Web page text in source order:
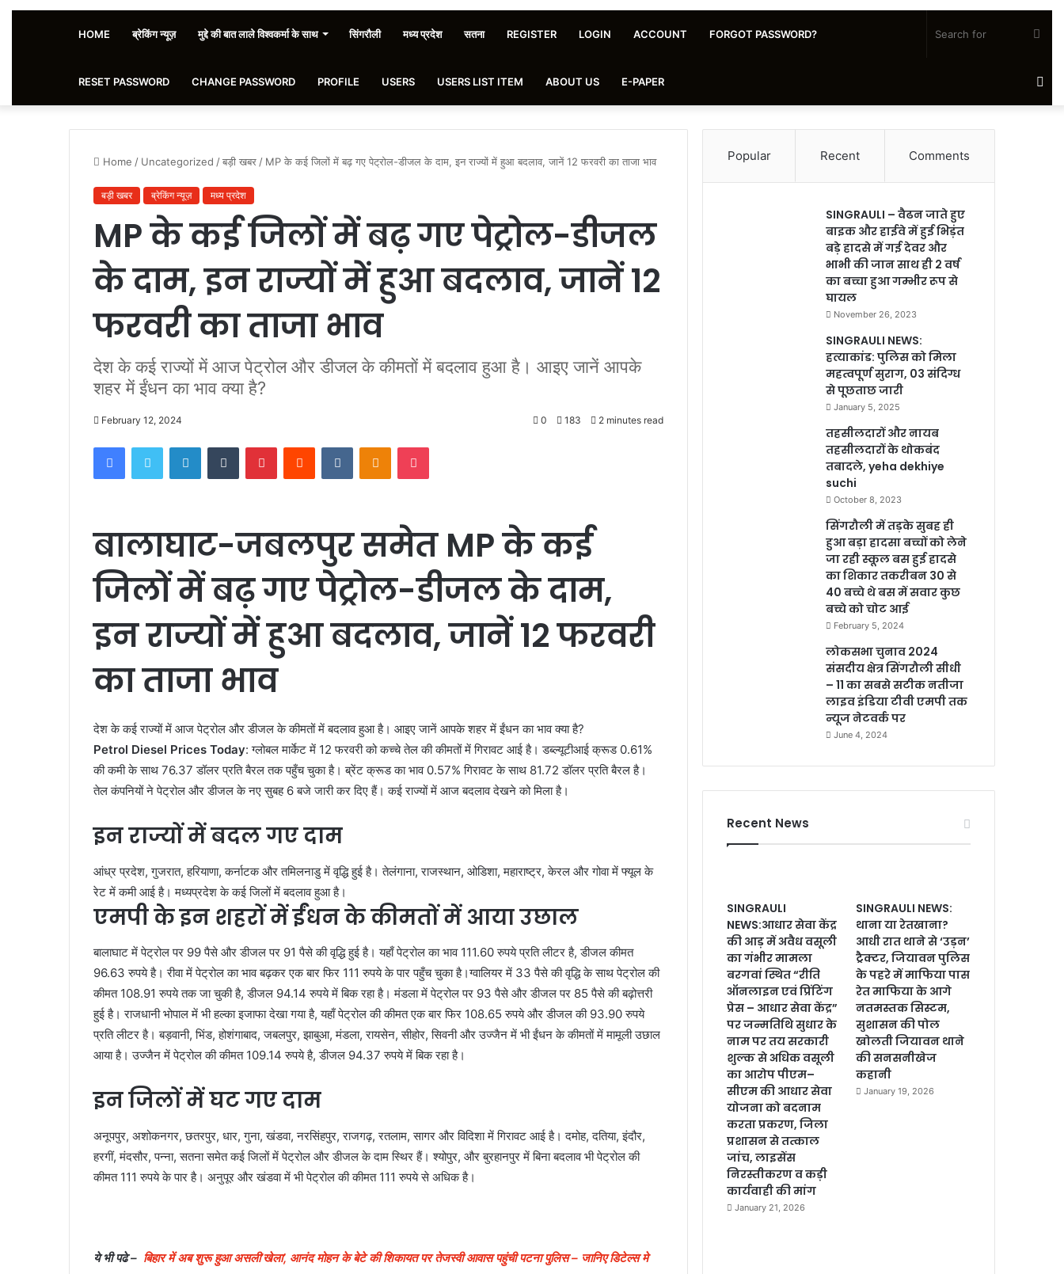
HOME ब्रेकिंग न्यूज़ मुद्दे की बात लाले विश्वकर्मा के साथ सिंगरौली मध्य प्रदेश सतना REGISTER LOGIN ACCOUNT FORGOT PASSWORD?
RESET PASSWORD CHANGE PASSWORD PROFILE USERS USERS LIST ITEM ABOUT US E-PAPER for
Home / Uncategorized /बड़ी खबर / MP के कई जिलों में बढ़ गए पेट्रोल-डीजल के दाम, इन राज्यों में हुआ बदलाव, जानें 12 फरवरी का ताजा भाव
बड़ी खबर ब्रेकिंग न्यूज़ मध्य प्रदेश
MP के कई जिलों में बढ़ गए पेट्रोल-डीजल
के दाम, इन राज्यों में हुआ बदलाव, जानें 12
फरवरी का ताजा भाव
देश के कई राज्यों में आज पेट्रोल और डीजल के कीमतों में बदलाव हुआ है। आइए जानें आपके
शहर में ईंधन का भाव क्या है?
February 12, 2024 0 183 2 minutes read
FacebookTwitter LinkedInTumblr PinterestReddit VKontakteOdnoklassniki
Pocket
बालाघाट-जबलपुर समेत MP के कई
जिलों में बढ़ गए पेट्रोल-डीजल के दाम,
इन राज्यों में हुआ बदलाव, जानें 12 फरवरी
का ताजा भाव
देश के कई राज्यों में आज पेट्रोल और डीजल के कीमतों में बदलाव हुआ है। आइए जानें आपके शहर में ईंधन का भाव क्या है?
Petrol Diesel Prices Today: ग्लोबल मार्केट में 12 फरवरी को कच्चे तेल की कीमतों में गिरावट आई है। डब्ल्यूटीआई क्रूड 0.61%
की कमी के साथ 76.37 डॉलर प्रति बैरल तक पहुँच चुका है। ब्रेंट क्रूड का भाव 0.57% गिरावट के साथ 81.72 डॉलर प्रति बैरल है।
तेल कंपनियों ने पेट्रोल और डीजल के नए सुबह 6 बजे जारी कर दिए हैं। कई राज्यों में आज बदलाव देखने को मिला है।
इन राज्यों में बदल गए दाम
आंध्र प्रदेश, गुजरात, हरियाणा, कर्नाटक और तमिलनाडु में वृद्धि हुई है। तेलंगाना, राजस्थान, ओडिशा, महाराष्ट्र, केरल और गोवा में फ्यूल के
रेट में कमी आई है। मध्यप्रदेश के कई जिलों में बदलाव हुआ है।
एमपी के इन शहरों में ईंधन के कीमतों में आया उछाल
बालाघाट में पेट्रोल पर 99 पैसे और डीजल पर 91 पैसे की वृद्धि हुई है। यहाँ पेट्रोल का भाव 111.60 रुपये प्रति लीटर है, डीजल कीमत
96.63 रुपये है। रीवा में पेट्रोल का भाव बढ़कर एक बार फिर 111 रुपये के पार पहुँच चुका है।ग्वालियर में 33 पैसे की वृद्धि के साथ पेट्रोल की
कीमत 108.91 रुपये तक जा चुकी है, डीजल 94.14 रुपये में बिक रहा है। मंडला में पेट्रोल पर 93 पैसे और डीजल पर 85 पैसे की बढ़ोत्तरी
हुई है। राजधानी भोपाल में भी हल्का इजाफा देखा गया है, यहाँ पेट्रोल की कीमत एक बार फिर 108.65 रुपये और डीजल की 93.90 रुपये
प्रति लीटर है। बड़वानी, भिंड, होशंगाबाद, जबलपुर, झाबुआ, मंडला, रायसेन, सीहोर, सिवनी और उज्जैन में भी ईंधन के कीमतों में मामूली उछाल
आया है। उज्जैन में पेट्रोल की कीमत 109.14 रुपये है, डीजल 94.37 रुपये में बिक रहा है।
इन जिलों में घट गए दाम
अनूपपुर, अशोकनगर, छतरपुर, धार, गुना, खंडवा, नरसिंहपुर, राजगढ़, रतलाम, सागर और विदिशा में गिरावट आई है। दमोह, दतिया, इंदौर,
हरगीं, मंदसौर, पन्ना, सतना समेत कई जिलों में पेट्रोल और डीजल के दाम स्थिर हैं। श्योपुर, और बुरहानपुर में बिना बदलाव भी पेट्रोल की
कीमत 111 रुपये के पार है। अनुपूर और खंडवा में भी पेट्रोल की कीमत 111 रुपये से अधिक है।
ये भी पढे – बिहार में अब शुरू हुआ असली’खेला’, आनंद मोहन के बेटे की शिकायत पर तेजस्वी आवास पहुंची पटना पुलिस – जानिए डिटेल्स मे
Popular Recent Comments
SINGRAULI – वैढन जाते हुए
बाइक और हाईवे में हुई भिड़ंत
बड़े हादसे में गई देवर और
भाभी की जान साथ ही 2 वर्ष
का बच्चा हुआ गम्भीर रूप से
घायल
November 26, 2023
SINGRAULI NEWS:
हत्याकांड: पुलिस को मिला
महत्वपूर्ण सुराग, 03 संदिग्ध
से पूछताछ जारी
January 5, 2025
तहसीलदारों और नायब
तहसीलदारों के थोकबंद
तबादले, yeha dekhiye
suchi
October 8, 2023
सिंगरौली में तड़के सुबह ही
हुआ बड़ा हादसा बच्चों को लेने
जा रही स्कूल बस हुई हादसे
का शिकार तकरीबन 30 से
40 बच्चे थे बस में सवार कुछ
बच्चे को चोट आई
February 5, 2024
लोकसभा चुनाव 2024
संसदीय क्षेत्र सिंगरौली सीधी
– 11 का सबसे सटीक नतीजा
लाइव इंडिया टीवी एमपी तक
न्यूज नेटवर्क पर
June 4, 2024
Recent News
SINGRAULI
NEWS:आधार सेवा केंद्र
की आड़ में अवैध वसूली
का गंभीर मामला
बरगवां स्थित “रीति
ऑनलाइन एवं प्रिंटिंग
प्रेस – आधार सेवा केंद्र”
पर जन्मतिथि सुधार के
नाम पर तय सरकारी
शुल्क से अधिक वसूली
का आरोप पीएम–
सीएम की आधार सेवा
योजना को बदनाम
करता प्रकरण, जिला
प्रशासन से तत्काल
जांच, लाइसेंस
निरस्तीकरण व कड़ी
कार्यवाही की मांग
January 21, 2026
SINGRAULI NEWS:
थाना या रेतखाना?
आधी रात थाने से ‘उड़न’
ट्रैक्टर, जियावन पुलिस
के पहरे में माफिया पास
रेत माफिया के आगे
नतमस्तक सिस्टम,
सुशासन की पोल
खोलती जियावन थाने
की सनसनीखेज
कहानी
January 19, 2026